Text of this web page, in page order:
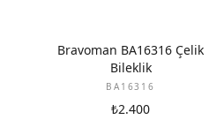
Bravoman BA16316 Çelik
Bileklik
BA16316
₺2.400